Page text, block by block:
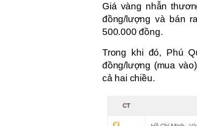
Giá vàng nhẫn
đồng/lượng và bán
500.000 đồng.
Trong khi đó, Phú
đồng/lượng (mua
cả hai chiều.